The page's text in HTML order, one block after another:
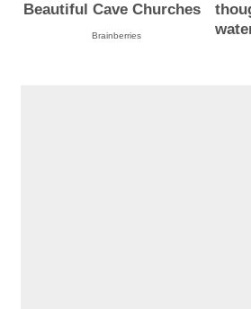
Beautiful Cave Churches
Brainberries